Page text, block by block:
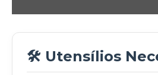
🛠️ Utensílios